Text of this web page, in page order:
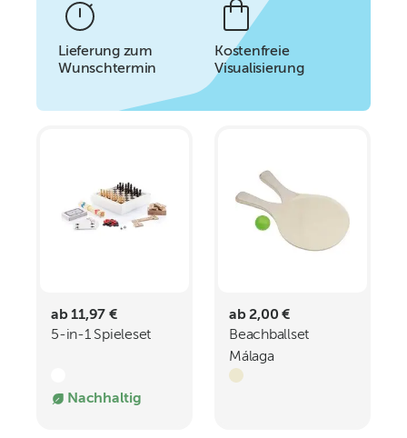
Lieferung zum
Wunschtermin
Kostenfreie
Visualisierung
ab 11,97 €
5-in-1 Spieleset
Nachhaltig
ab 2,00 €
Beachballset
Málaga